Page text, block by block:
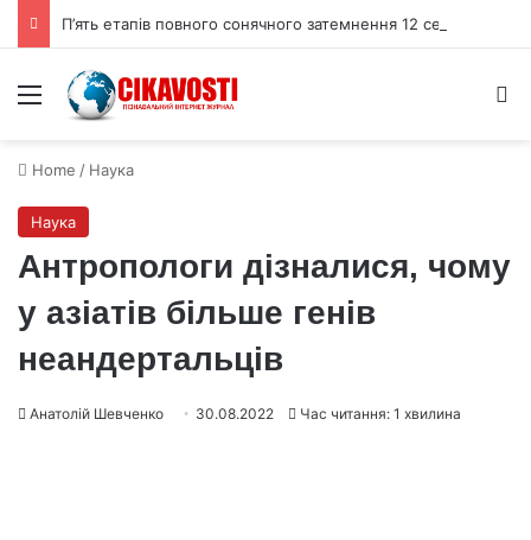
Menu
Home / Наука
Наука
Антропологи дізналися, чому
у азіатів більше генів
неандертальців
Анатолій Шевченко 30.08.2022 Час читання: 1 хвилина